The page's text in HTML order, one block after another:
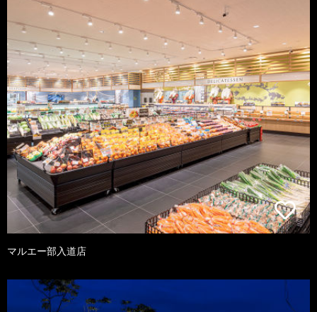
マルエー部入道店